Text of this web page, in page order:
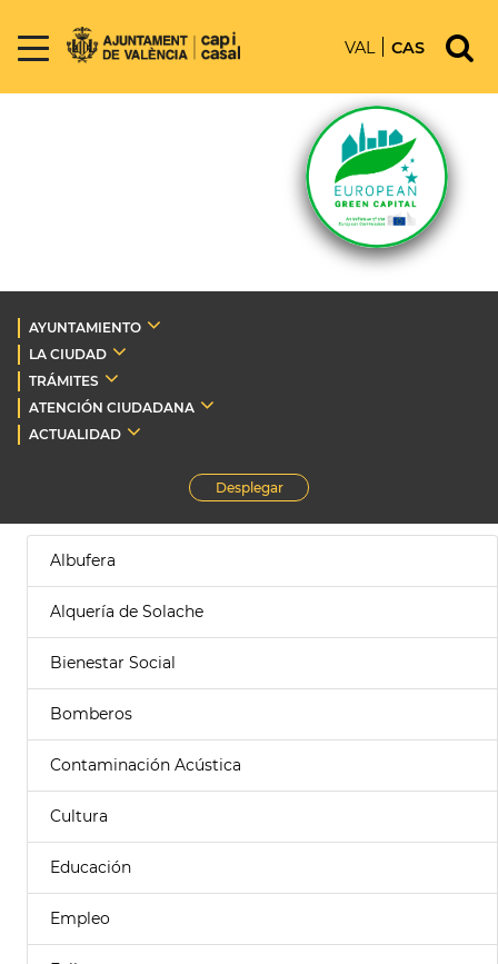
VAL CAS
AYUNTAMIENTO
LA CIUDAD
TRÁMITES
ATENCIÓN CIUDADANA
ACTUALIDAD
Desplegar
Albufera
Alquería de Solache
Bienestar Social
Bomberos
Contaminación Acústica
Cultura
Educación
Empleo